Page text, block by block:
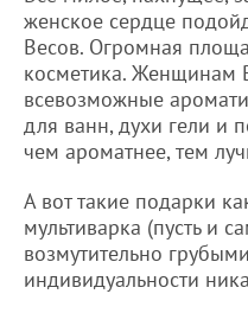
женское сердце
Весов. Огромная
косметика. Женщинам
всевозможные
для ванн, духи гели и
чем ароматнее, тем
А вот такие подарки
мультиварка (пусть и
возмутительно
индивидуальности